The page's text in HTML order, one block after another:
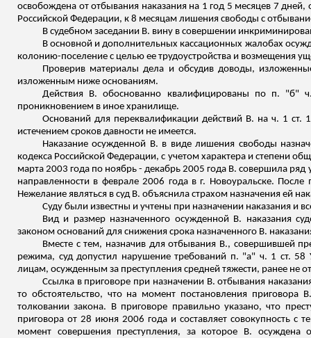
освобождена от отбывания наказания на 1 год 5 месяцев 7
Российской Федерации, к 8 месяцам лишения свободы с
В судебном заседании В. вину в совершении
В основной и дополнительных кассационных жалобах
колонию-поселение с целью ее трудоустройства и возмещения
Проверив материалы дела и обсудив доводы,
изложенным ниже основаниям.
Действия В. обоснованно квалифицированы по п. "б"
проникновением в иное хранилище.
Оснований для переквалификации действий В. на ч. 1 ст.
истечением сроков давности не имеется.
Наказание осужденной В. в виде лишения свободы
кодекса Российской Федерации, с учетом характера и степени
марта 2003 года по ноябрь - декабрь 2005 года В. совершила
направленности в феврале 2006 года в г. Новоуральске.
Нежелание являться в суд В. объяснила страхом назначения ей
Суду были известны и учтены при назначении наказания и
Вид и размер назначенного осужденной В. наказания
законом оснований для снижения срока назначенного В.
Вместе с тем, назначив для отбывания В., совершившей
режима, суд допустил нарушение требований п. "а" ч. 1 ст. 58
лицам, осужденным за преступления средней тяжести, ранее
Ссылка в приговоре при назначении В. отбывания
то обстоятельство, что на момент постановления
толковании закона. В приговоре правильно указано, что
приговора от 28 июня 2006 года и составляет совокупность
момент совершения преступления, за которое В. осуждена